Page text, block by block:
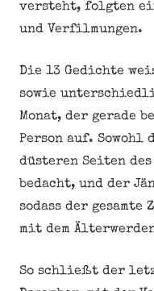
versteht, folgten
und Verfilmungen.
Die 13 Gedichte
sowie
Monat, der gerade
Person auf.
düsteren Seiten
bedacht, und der
sodass der gesamte
mit dem
So schließt der